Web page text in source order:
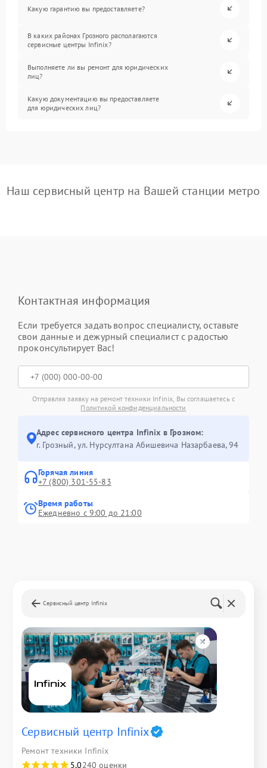
Какую гарантию вы предоставляете?
В каких районах Грозного располагаются
сервисные центры Infinix?
Выполняете ли вы ремонт для юридических
лиц?
Какую документацию вы предоставляете
для юридических лиц?
Наш сервисный центр на Вашей станции метро
Контактная информация
Если требуется задать вопрос специалисту, оставьте
свои данные и дежурный специалист с радостью
проконсультирует Вас!
Отправляя заявку на ремонт техники Infinix, Вы соглашаетесь с
Политикой конфиденциальности
Адрес сервисного центра Infinix в Грозном:
г. Грозный, ул. Нурсултана Абишевича Назарбаева, 94
Горячая линия
+7 (800) 301-55-83
Время работы
Ежедневно с 9:00 до 21:00
Сервисный центр Infinix
Сервисный центр Infinix
Ремонт техники Infinix
5,0240 оценки